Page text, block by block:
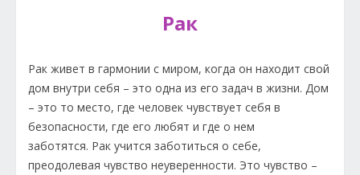
Рак
Рак живет в гармонии с миром, когда он находит свой
дом внутри себя – это одна из его задач в жизни. Дом
– это то место, где человек чувствует себя в
безопасности, где его любят и где о нем
заботятся. Рак учится заботиться о себе,
преодолевая чувство неуверенности. Это чувство –